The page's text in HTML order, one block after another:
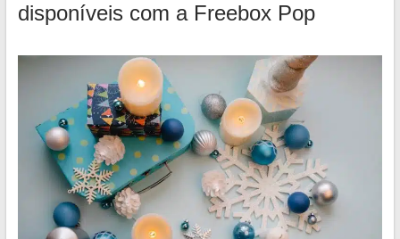
disponíveis com a Freebox Pop